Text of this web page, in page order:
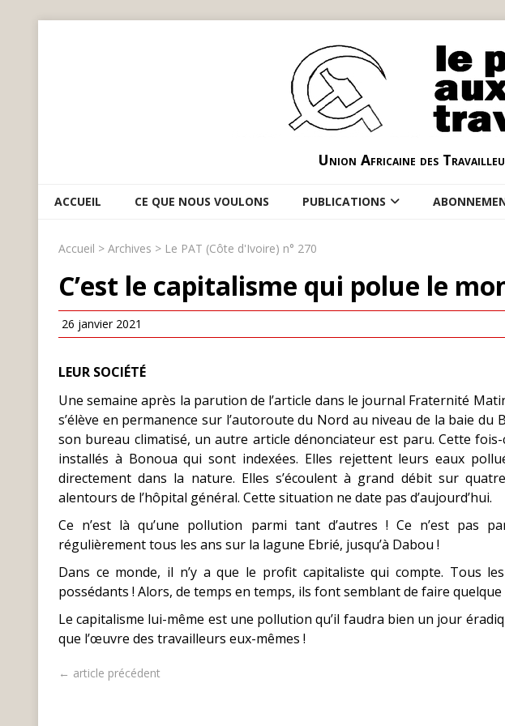
Union Africaine des
ACCUEIL CE QUE NOUS VOULONS PUBLICATIONS
Accueil > Archives > Le PAT (Côte d'Ivoire) n° 270
C’est le capitalisme qui polue le
26 janvier 2021
LEUR SOCIÉTÉ
Une semaine après la parution de l’article dans le journal Fraternité
s’élève en permanence sur l’autoroute du Nord au niveau de la baie
son bureau climatisé, un autre article dénonciateur est paru. Cette
installés à Bonoua qui sont indexées. Elles rejettent leurs eaux
directement dans la nature. Elles s’écoulent à grand débit sur
alentours de l’hôpital général. Cette situation ne date pas d’aujourd’hui.
Ce n’est là qu’une pollution parmi tant d’autres ! Ce n’est pas
régulièrement tous les ans sur la lagune Ebrié, jusqu’à Dabou !
Dans ce monde, il n’y a que le profit capitaliste qui compte. Tous
possédants ! Alors, de temps en temps, ils font semblant de faire quelque
Le capitalisme lui-même est une pollution qu’il faudra bien un jour
que l’œuvre des travailleurs eux-mêmes !
← article précédent